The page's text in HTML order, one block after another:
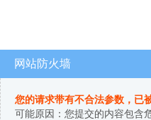
网站防火墙
您的请求带有不合法参数，已
可能原因：您提交的内容包含